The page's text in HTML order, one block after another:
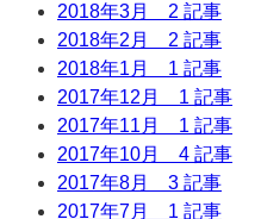
2018年3月 2 記事
2018年2月 2 記事
2018年1月 1 記事
2017年12月 1 記事
2017年11月 1 記事
2017年10月 4 記事
2017年8月 3 記事
2017年7月 1 記事